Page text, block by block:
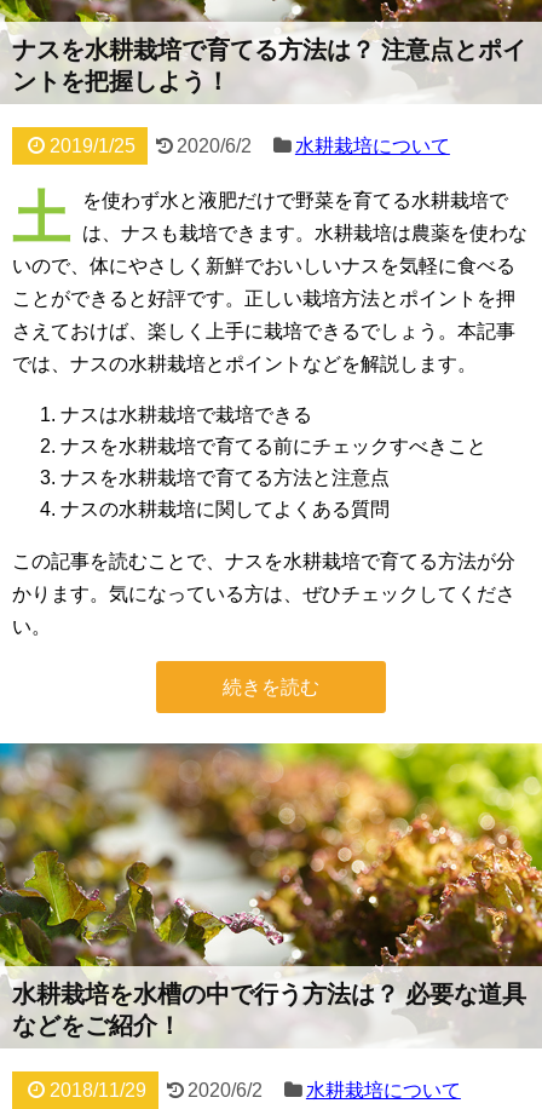
ナスを水耕栽培で育てる方法は？ 注意点とポイ
ントを把握しよう！
2019/1/25 2020/6/2 水耕栽培について
土
を使わず水と液肥だけで野菜を育てる水耕栽培で
は、ナスも栽培できます。水耕栽培は農薬を使わな
いので、体にやさしく新鮮でおいしいナスを気軽に食べる
ことができると好評です。正しい栽培方法とポイントを押
さえておけば、楽しく上手に栽培できるでしょう。本記事
では、ナスの水耕栽培とポイントなどを解説します。
ナスは水耕栽培で栽培できる
ナスを水耕栽培で育てる前にチェックすべきこと
ナスを水耕栽培で育てる方法と注意点
ナスの水耕栽培に関してよくある質問
この記事を読むことで、ナスを水耕栽培で育てる方法が分
かります。気になっている方は、ぜひチェックしてくださ
い。
続きを読む
水耕栽培を水槽の中で行う方法は？ 必要な道具
などをご紹介！
2018/11/29 2020/6/2 水耕栽培について